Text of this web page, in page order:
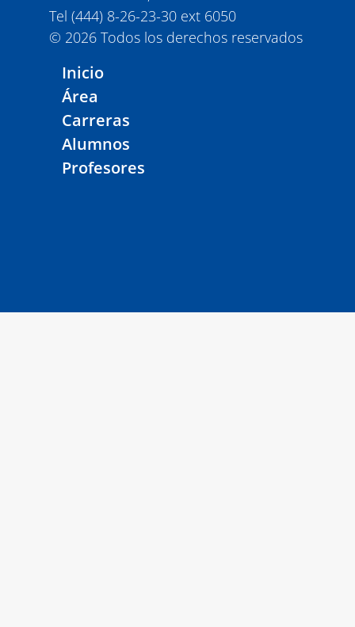
Tel (444) 8-26-23-30 ext 6050
© 2026 Todos los derechos reservados
Inicio
Área
Carreras
Alumnos
Profesores